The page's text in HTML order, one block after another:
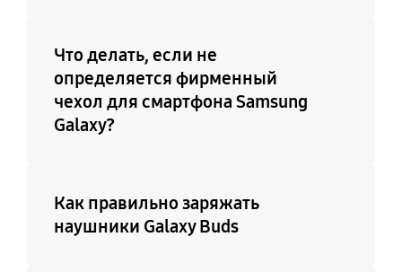
Что делать, если не
определяется фирменный
чехол для смартфона Samsung
Galaxy?
Как правильно заряжать
наушники Galaxy Buds